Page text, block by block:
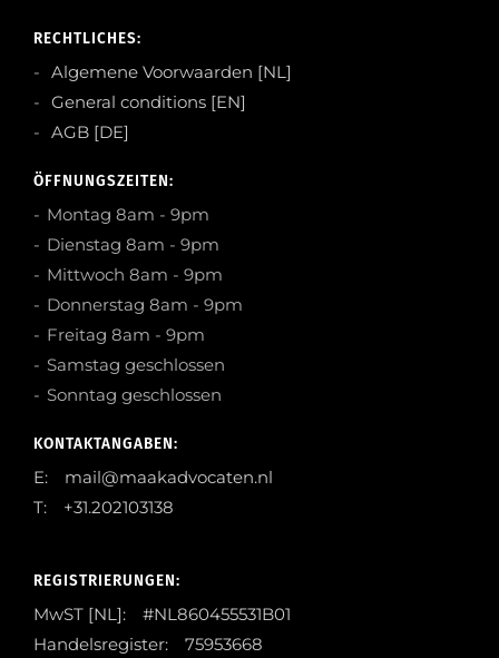
RECHTLICHES:
Algemene Voorwaarden [NL]
General conditions [EN]
AGB [DE]
ÖFFNUNGSZEITEN:
Montag 8am - 9pm
Dienstag 8am - 9pm
Mittwoch 8am - 9pm
Donnerstag 8am - 9pm
Freitag 8am - 9pm
Samstag geschlossen
Sonntag geschlossen
KONTAKTANGABEN:
E: mail@maakadvocaten.nl
T: +31.202103138
REGISTRIERUNGEN:
MwST [NL]: #NL860455531B01
Handelsregister: 75953668